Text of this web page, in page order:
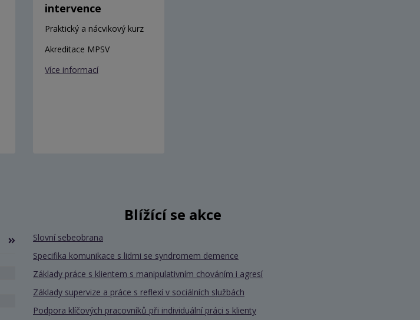
intervence
Praktický a nácvikový kurz
Akreditace MPSV
Více informací
Blížící se akce
Slovní sebeobrana
Specifika komunikace s lidmi se syndromem demence
Základy práce s klientem s manipulativním chováním i agresí
Základy supervize a práce s reflexí v sociálních službách
Podpora klíčových pracovníků při individuální práci s klienty